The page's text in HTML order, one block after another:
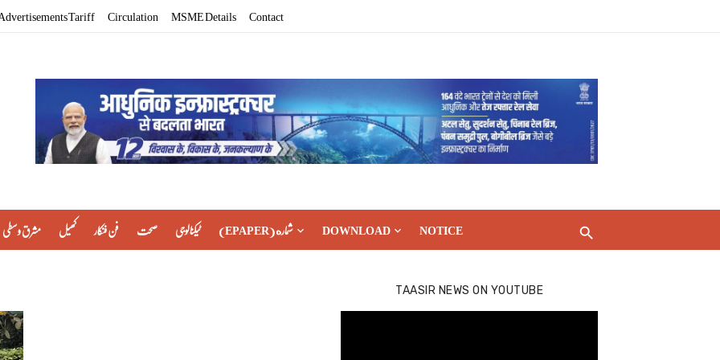
Tariff Circulation MSME Details Contact
مشرق وسطی کھیل فن فنکار صحت ٹیکنالوجی (EPAPER) شماره DOWNLOAD NOTICE
TAASIR NEWS ON YOUTUBE